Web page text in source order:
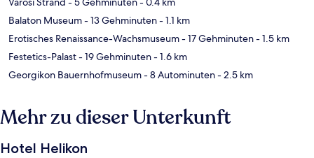
Balaton Museum- 13 Gehminuten- 1.1 km
Erotisches Renaissance-Wachsmuseum- 17 Gehminuten- 1.5 km
Festetics-Palast- 19 Gehminuten- 1.6 km
Georgikon Bauernhofmuseum- 8 Autominuten- 2.5 km
Mehr zu dieser Unterkunft
Hotel Helikon